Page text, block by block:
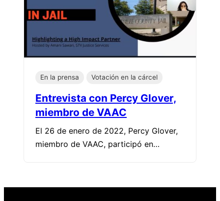
En la prensa Votación en la cárcel
Entrevista con Percy Glover,
miembro de VAAC
El 26 de enero de 2022, Percy Glover,
miembro de VAAC, participó en…